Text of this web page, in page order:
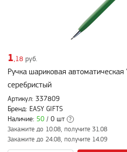
1 ,18 руб.
Ручка шариковая
серебристый
Артикул: 337809
Бренд: EASY GIFTS
Наличие: 50 / 0 шт ?
Закажите до 10.08, получите 31.08
Закажите до 24.08, получите 14.09